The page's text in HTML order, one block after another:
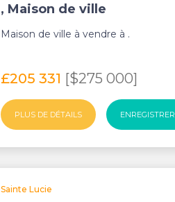
, Maison de ville
Maison de ville à vendre à .
£205 331 [$275 000]
PLUS DE DÉTAILS ENREGISTRER
Sainte Lucie